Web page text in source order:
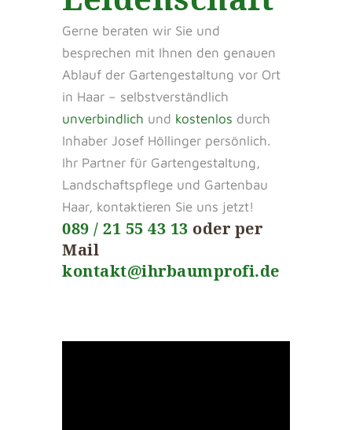
Gerne beraten wir Sie und
besprechen mit Ihnen den genauen
Ablauf der Gartengestaltung vor Ort
in Haar – selbstverständlich
unverbindlich und kostenlos durch
Inhaber Josef Höllinger persönlich.
Ihr Partner für Gartengestaltung,
Landschaftspflege und Gartenbau
Haar, kontaktieren Sie uns jetzt!
089 / 21 55 43 13 oder per
Mail
kontakt@ihrbaumprofi.de